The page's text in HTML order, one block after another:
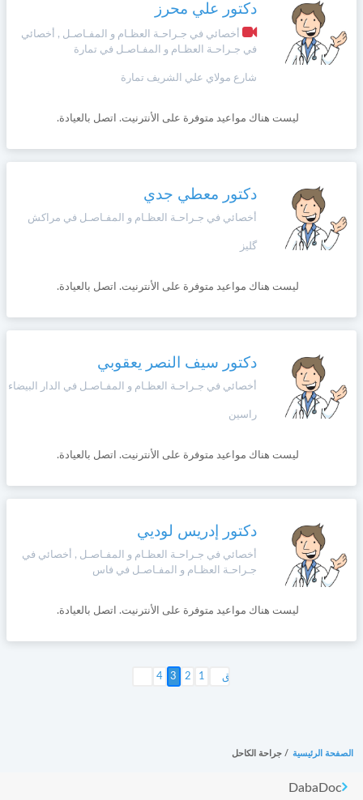
دكتور علي محرز
أخصائي في جـراحـة العظـام و المفـاصـل , أخصائي
في جـراحـة العظـام و المفـاصـل في تمارة
شارع مولاي علي الشريف تمارة
ليست هناك مواعيد متوفرة على الأنترنيت. اتصل بالعيادة.
دكتور معطي جدي
أخصائي في جـراحـة العظـام و المفـاصـل في مراكش
گليز
ليست هناك مواعيد متوفرة على الأنترنيت. اتصل بالعيادة.
دكتور سيف النصر يعقوبي
أخصائي في جـراحـة العظـام و المفـاصـل في الدار البيضاء
راسين
ليست هناك مواعيد متوفرة على الأنترنيت. اتصل بالعيادة.
دكتور إدريس لوديي
أخصائي في جـراحـة العظـام و المفـاصـل , أخصائي في
جـراحـة العظـام و المفـاصـل في فاس
ليست هناك مواعيد متوفرة على الأنترنيت. اتصل بالعيادة.
1
2
3
4التالي >
الصفحة الرئيسية / جراحة الكاحل
DabaDoc